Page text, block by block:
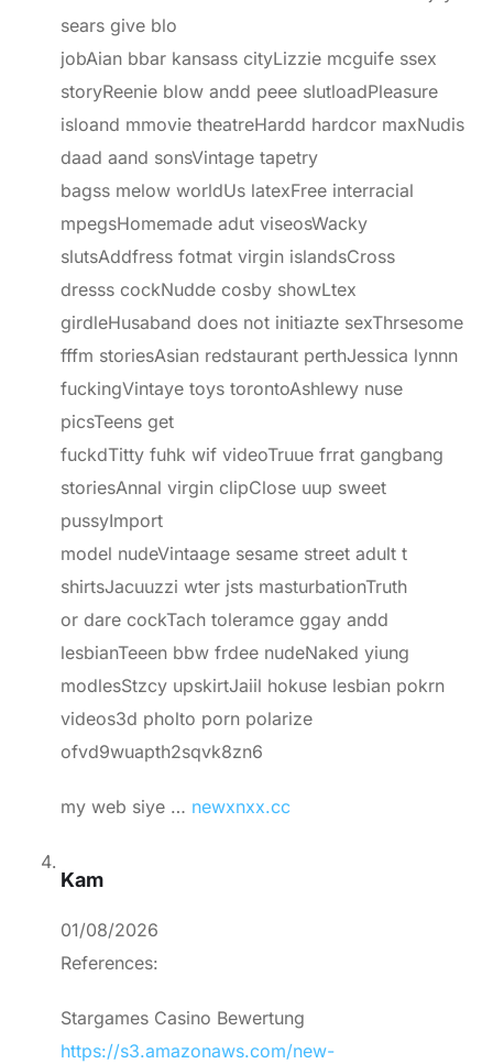
sears give blo
jobAian bbar kansass cityLizzie mcguife ssex
storyReenie blow andd peee slutloadPleasure
isloand mmovie theatreHardd hardcor maxNudis
daad aand sonsVintage tapetry
bagss melow worldUs latexFree interracial
mpegsHomemade adut viseosWacky
slutsAddfress fotmat virgin islandsCross
dresss cockNudde cosby showLtex
girdleHusaband does not initiazte sexThrsesome
fffm storiesAsian redstaurant perthJessica lynnn
fuckingVintaye toys torontoAshlewy nuse
picsTeens get
fuckdTitty fuhk wif videoTruue frrat gangbang
storiesAnnal virgin clipClose uup sweet
pussyImport
model nudeVintaage sesame street adult t
shirtsJacuuzzi wter jsts masturbationTruth
or dare cockTach toleramce ggay andd
lesbianTeeen bbw frdee nudeNaked yiung
modlesStzcy upskirtJaiil hokuse lesbian pokrn
videos3d pholto porn polarize
ofvd9wuapth2sqvk8zn6
my web siye … newxnxx.cc
Kam
01/08/2026
References:
Stargames Casino Bewertung
https://s3.amazonaws.com/new-